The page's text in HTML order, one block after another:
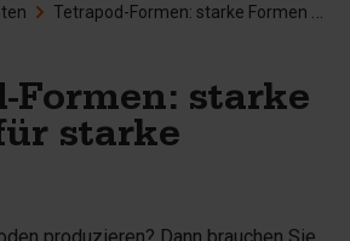
Tetrapod-Formen: starke Formen für starke Projekte
Formen: starke
starke